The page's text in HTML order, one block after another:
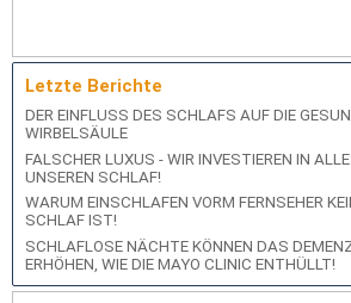
Letzte Berichte
DER EINFLUSS DES SCHLAFS AUF DIE
WIRBELSÄULE
FALSCHER LUXUS - WIR INVESTIEREN IN
UNSEREN SCHLAF!
WARUM EINSCHLAFEN VORM FERNSEHER
SCHLAF IST!
SCHLAFLOSE NÄCHTE KÖNNEN DAS
ERHÖHEN, WIE DIE MAYO CLINIC ENTHÜLLT!